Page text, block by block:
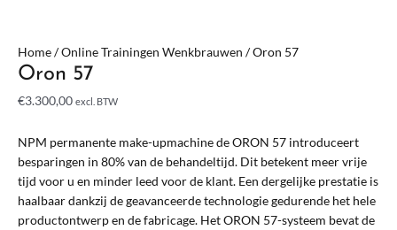
Home/Online Trainingen Wenkbrauwen / Oron 57
Oron 57
€3.300,00 excl. BTW
NPM permanente make-upmachine de ORON 57 introduceert
besparingen in 80% van de behandeltijd. Dit betekent meer vrije
tijd voor u en minder leed voor de klant. Een dergelijke prestatie is
haalbaar dankzij de geavanceerde technologie gedurende het hele
productontwerp en de fabricage. Het ORON 57-systeem bevat de